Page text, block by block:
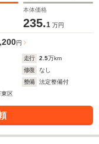
本体価格
235.1 万円
円
走行 2.5万km
修復
なし
整備
法定整備付
東区